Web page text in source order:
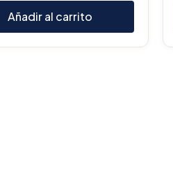
Añadir al carrito